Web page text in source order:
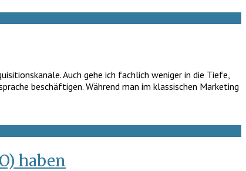
Auch gehe ich fachlich weniger in die Tiefe,
beschäftigen. Während man im klassischen Marketing
haben